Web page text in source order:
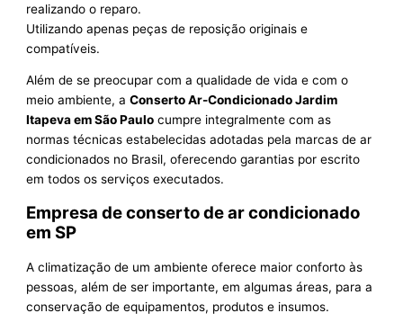
realizando o reparo.
Utilizando apenas peças de reposição originais e
compatíveis.
Além de se preocupar com a qualidade de vida e com o
meio ambiente, aConserto Ar-Condicionado Jardim
Itapeva em São Paulo cumpre integralmente com as
normas técnicas estabelecidas adotadas pela marcas de ar
condicionados no Brasil, oferecendo garantias por escrito
em todos os serviços executados.
Empresa de conserto de ar condicionado
em SP
A climatização de um ambiente oferece maior conforto às
pessoas, além de ser importante, em algumas áreas, para a
conservação de equipamentos, produtos e insumos.